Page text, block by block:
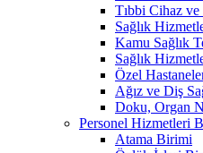
Tıbbi Cihaz ve
Sağlık
Kamu Sağlık
Sağlık
Özel
Ağız ve Diş
Doku, Organ
Personel Hizmetleri
Atama Birimi